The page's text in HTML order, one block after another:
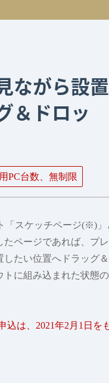
ながら設置
＆ドロッ
PC台数、無制限
「スケッチページ(※)」
ページであれば、プ
したい位置へドラッグ
トに組み込まれた状態の
は、2021年2月1日を